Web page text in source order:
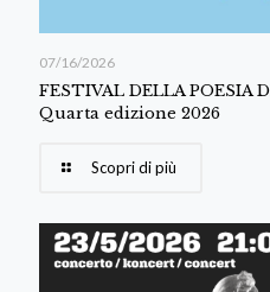
07/16/2026
FESTIVAL DELLA POESIA
Quarta edizione 2026
Scopri di più